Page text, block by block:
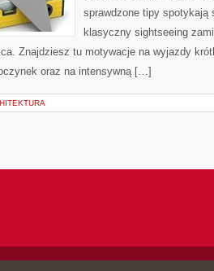
sprawdzone tipy spotykają
klasyczny sightseeing
Znajdziesz tu motywacje na wyjazdy
oraz na intensywną […]